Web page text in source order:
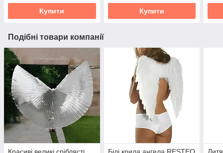
Купити Купити
Подібні товари компанії